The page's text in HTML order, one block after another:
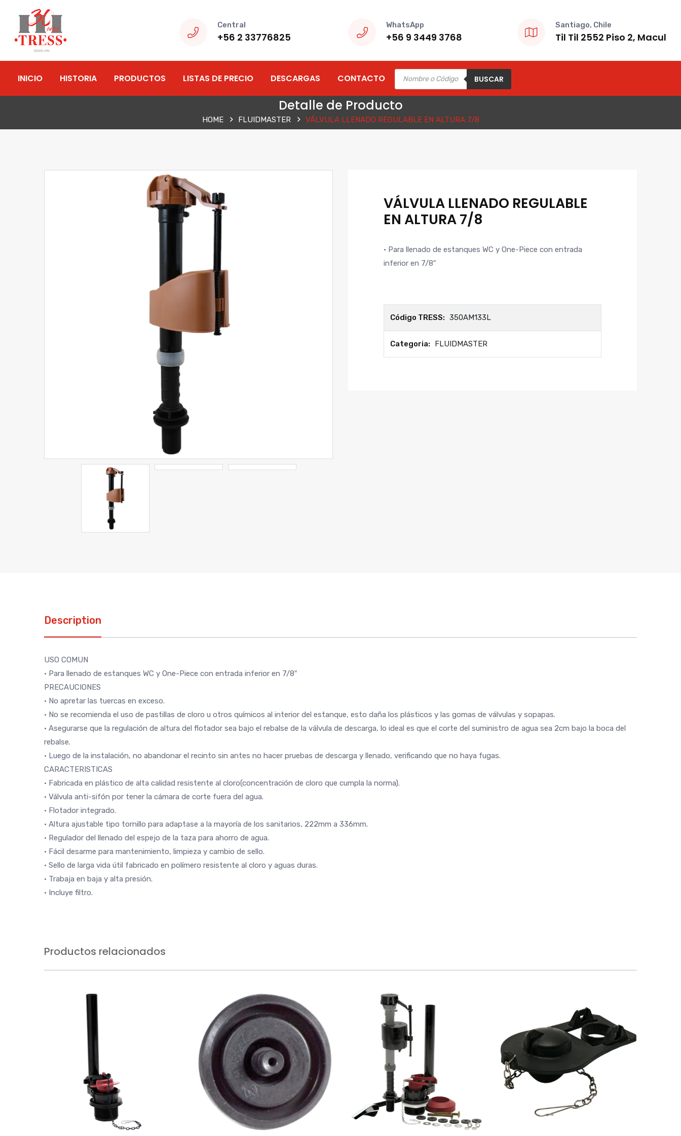
Central
+56 2 33776825
WhatsApp
+56 9 3449 3768
Santiago, Chile
Til Til 2552 Piso 2, Macul
INICIO HISTORIA PRODUCTOS LISTAS DE PRECIO DESCARGAS CONTACTO
Products
search
BUSCAR
Detalle de Producto
HOME FLUIDMASTER VÁLVULA LLENADO REGULABLE EN ALTURA 7/8
VÁLVULA LLENADO REGULABLE
EN ALTURA 7/8
• Para llenado de estanques WC y One-Piece con entrada
inferior en 7/8″
Código TRESS: 350AM133L
Categoria: FLUIDMASTER
Description
USO COMUN
• Para llenado de estanques WC y One-Piece con entrada inferior en 7/8″
PRECAUCIONES
• No apretar las tuercas en exceso.
• No se recomienda el uso de pastillas de cloro u otros químicos al interior del estanque, esto daña los plásticos y las gomas de válvulas y sopapas.
• Asegurarse que la regulación de altura del flotador sea bajo el rebalse de la válvula de descarga, lo ideal es que el corte del suministro de agua sea 2cm bajo la boca del
rebalse.
• Luego de la instalación, no abandonar el recinto sin antes no hacer pruebas de descarga y llenado, verificando que no haya fugas.
CARACTERISTICAS
• Fabricada en plástico de alta calidad resistente al cloro(concentración de cloro que cumpla la norma).
• Válvula anti-sifón por tener la cámara de corte fuera del agua.
• Flotador integrado.
• Altura ajustable tipo tornillo para adaptase a la mayoría de los sanitarios, 222mm a 336mm.
• Regulador del llenado del espejo de la taza para ahorro de agua.
• Fácil desarme para mantenimiento, limpieza y cambio de sello.
• Sello de larga vida útil fabricado en polímero resistente al cloro y aguas duras.
• Trabaja en baja y alta presión.
• Incluye filtro.
Productos relacionados